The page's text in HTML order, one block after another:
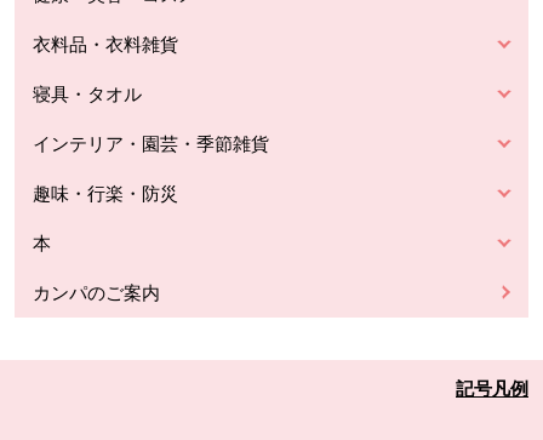
衣料品・衣料雑貨
寝具・タオル
インテリア・園芸・季節雑貨
趣味・行楽・防災
本
カンパのご案内
記号凡例